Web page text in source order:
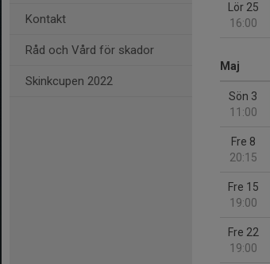
Kontakt
Råd och Vård för skador
Skinkcupen 2022
Lör 25
16:00
Maj
Sön 3
11:00
Fre 8
20:15
Fre 15
19:00
Fre 22
19:00